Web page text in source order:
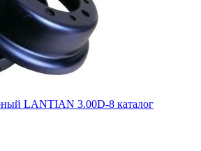
LANTIAN 3.00D-8 каталог